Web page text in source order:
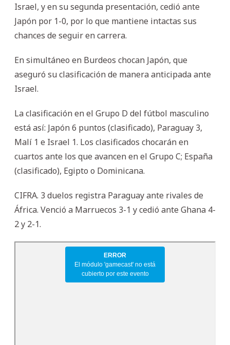
Israel, y en su segunda presentación, cedió ante
Japón por 1-0, por lo que mantiene intactas sus
chances de seguir en carrera.
En simultáneo en Burdeos chocan Japón, que
aseguró su clasificación de manera anticipada ante
Israel.
La clasificación en el Grupo D del fútbol masculino
está así: Japón 6 puntos (clasificado), Paraguay 3,
Malí 1 e Israel 1. Los clasificados chocarán en
cuartos ante los que avancen en el Grupo C; España
(clasificado), Egipto o Dominicana.
CIFRA. 3 duelos registra Paraguay ante rivales de
África. Venció a Marruecos 3-1 y cedió ante Ghana 4-
2 y 2-1.